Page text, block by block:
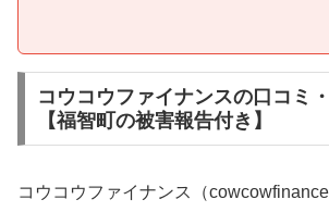
コウコウファイナンスの口コミ
【福智町の被害報告付き】
コウコウファイナンス（